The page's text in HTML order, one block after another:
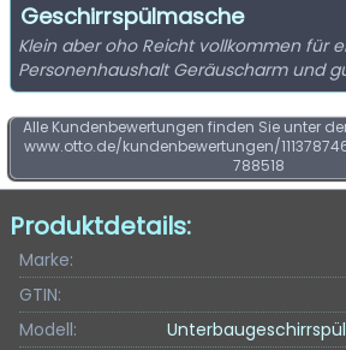
Geschirrspülmasche
Klein aber oho Reicht vollkommen für
Personenhaushalt Geräuscharm und
Alle Kundenbewertungen finden Sie unter
www.otto.de/kundenbewertungen/
788518
Produktdetails:
Marke:
GTIN:
Modell: